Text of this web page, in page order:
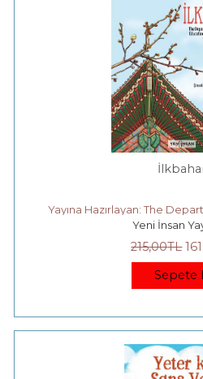
Yayına Hazırlayan: The
Education of the
Yeni İnsan
215,00TL 161
Sepete